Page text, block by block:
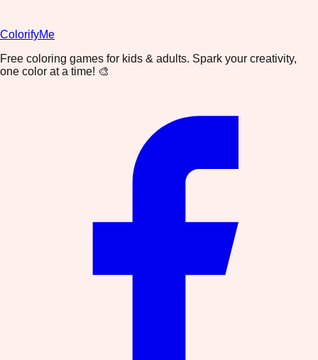
ColorifyMe
Free coloring games for kids & adults. Spark your creativity,
one color at a time! 🎨